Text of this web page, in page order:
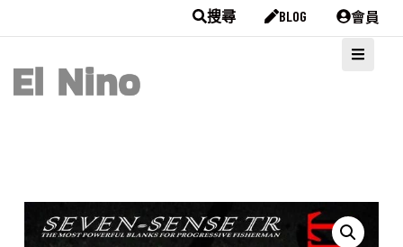
搜尋 BLOG 會員